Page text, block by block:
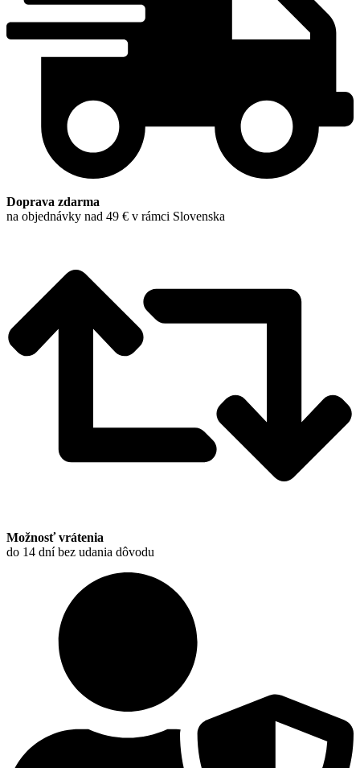
Pala,
Lejava
Doprava zdarma
na objednávky nad 49 € v rámci Slovenska
Možnosť vrátenia
do 14 dní bez udania dôvodu